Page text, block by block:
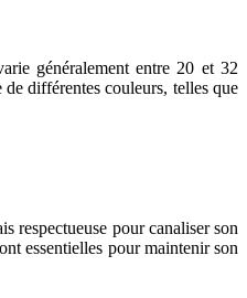
généralement entre 20 et 32
de différentes couleurs, telles que
respectueuse pour canaliser son
essentielles pour maintenir son